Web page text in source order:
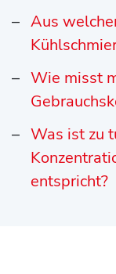
Aus
Wie misst
Was ist zu
entspricht?